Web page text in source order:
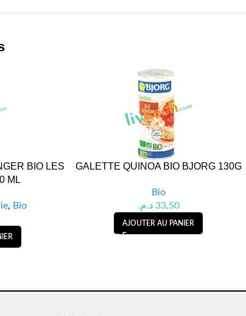
BIO LES
ML
, Bio
GALETTE QUINOA BIO BJORG 130G
Bio
33,50 د.م.
AJOUTER AU PANIER